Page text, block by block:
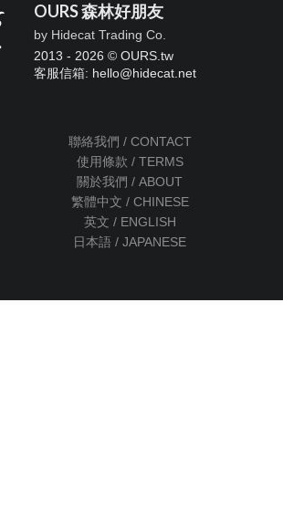
OURS 森林好朋友
by Hidecat Trading Co.
2013 - 2026 © OURS.tw
客服信箱: hello@hidecat.net
聯絡我們 / CONTACT
使用條款 / TERMS
關於我們 / ABOUT
繁體中文 / CHINESE
英文 / ENGLISH
日本語 / JAPANESE